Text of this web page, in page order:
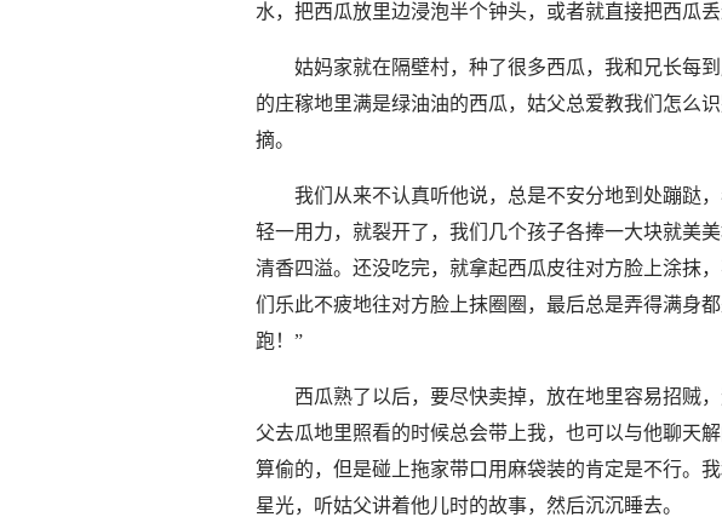
水，把西瓜放里边浸泡半个钟头，或者就直接把西瓜
姑妈家就在隔壁村，种了很多西瓜，我和兄长每
的庄稼地里满是绿油油的西瓜，姑父总爱教我们怎么
摘。
我们从来不认真听他说，总是不安分地到处蹦跶
轻一用力，就裂开了，我们几个孩子各捧一大块就美
清香四溢。还没吃完，就拿起西瓜皮往对方脸上涂抹
们乐此不疲地往对方脸上抹圈圈，最后总是弄得满身
跑！”
西瓜熟了以后，要尽快卖掉，放在地里容易招贼
父去瓜地里照看的时候总会带上我，也可以与他聊天
算偷的，但是碰上拖家带口用麻袋装的肯定是不行。
星光，听姑父讲着他儿时的故事，然后沉沉睡去。